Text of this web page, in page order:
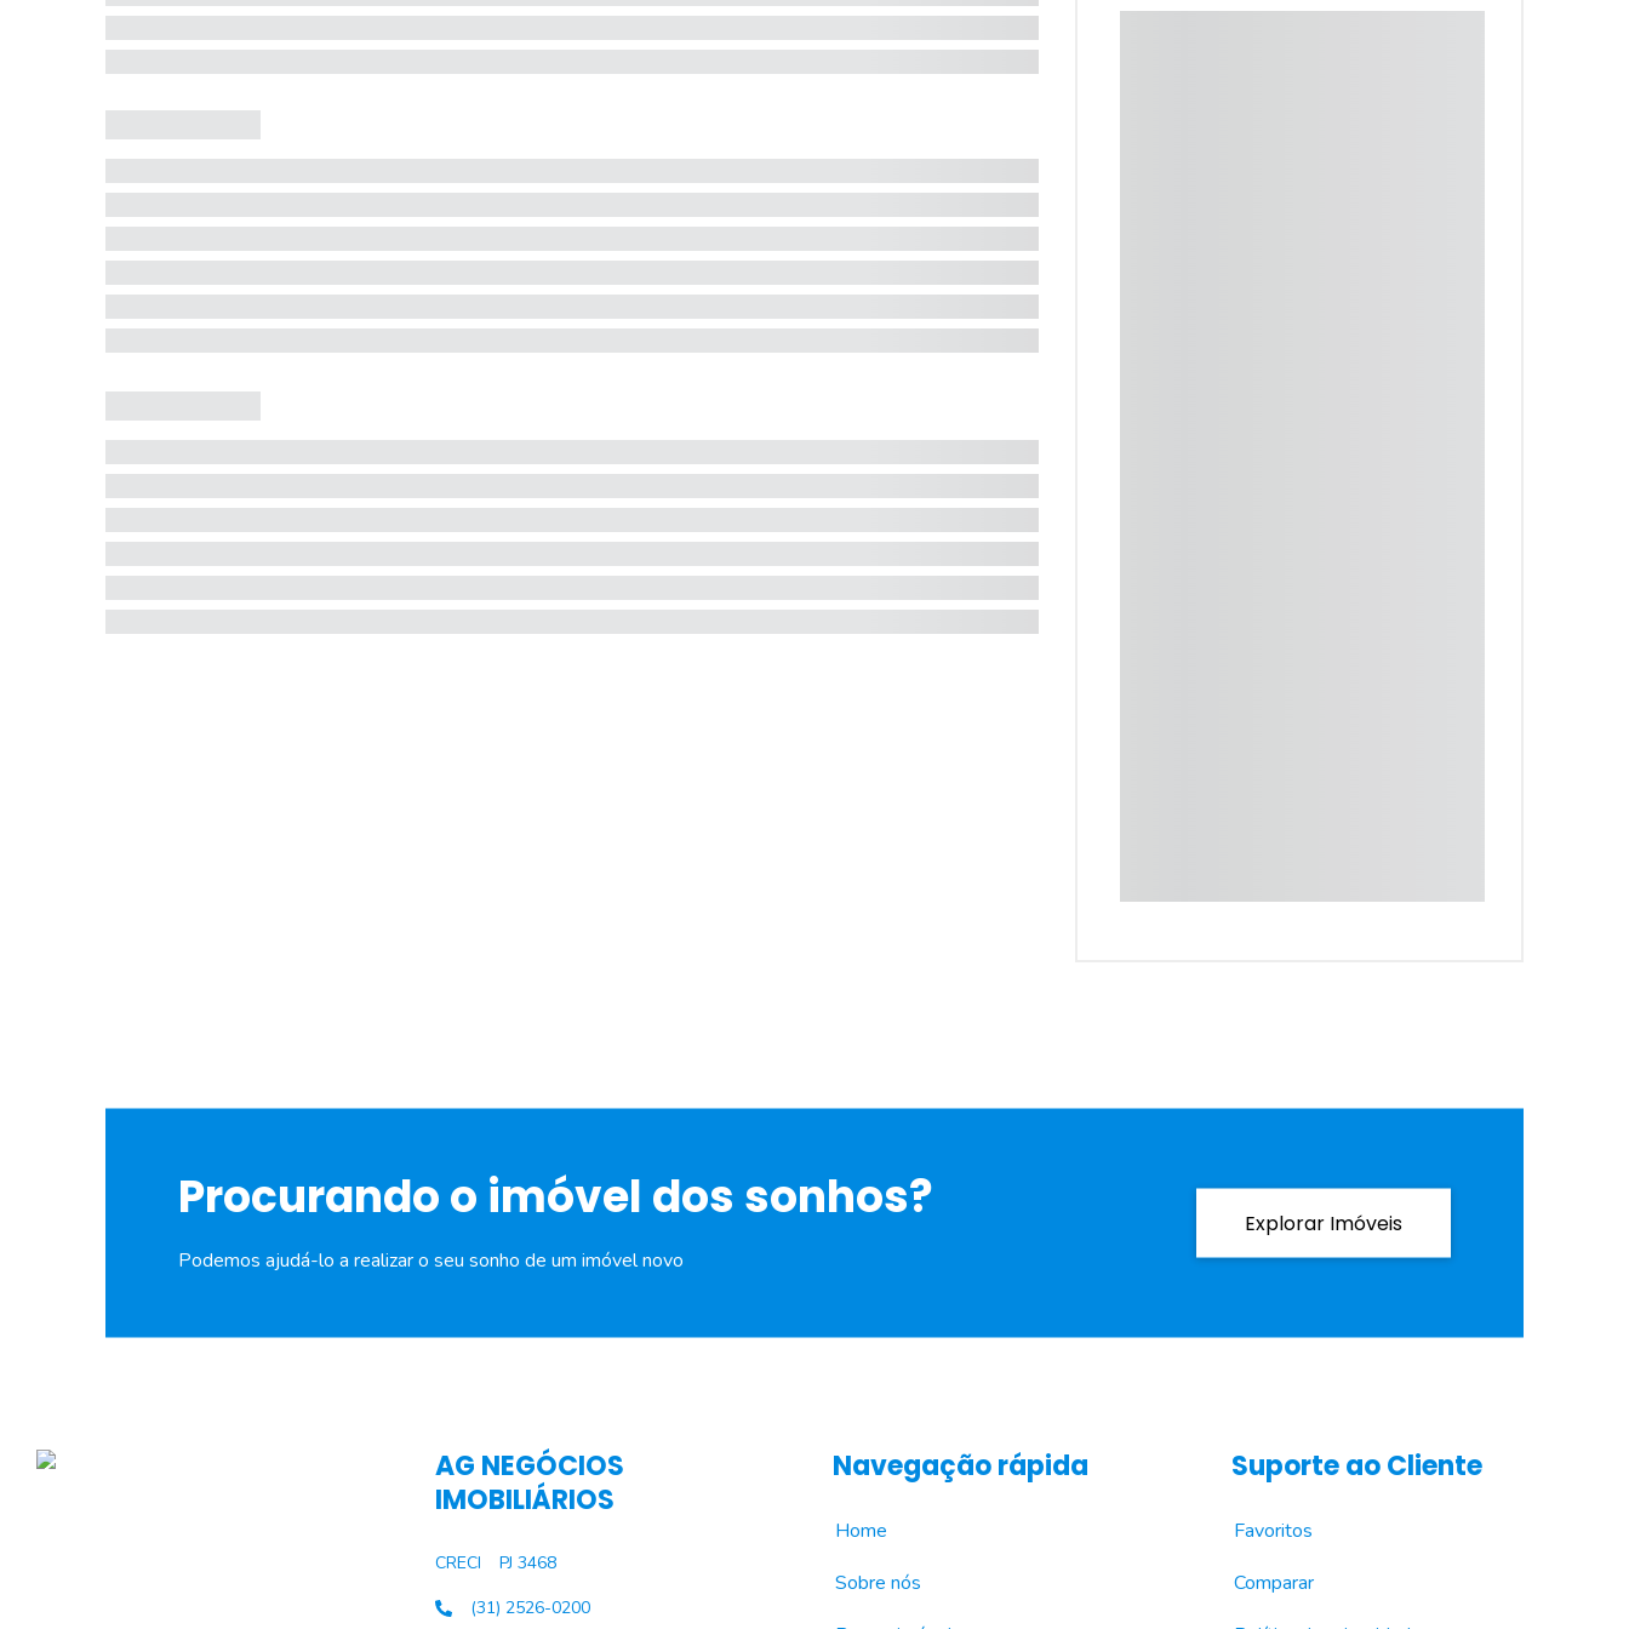
Procurando o imóvel dos sonhos?
Podemos ajudá-lo a realizar o seu sonho de um imóvel novo
Explorar Imóveis
AG NEGÓCIOS
IMOBILIÁRIOS
CRECI
PJ 3468
(31) 2526-0200
Navegação rápida
Home
Sobre nós
Suporte ao Cliente
Favoritos
Comparar